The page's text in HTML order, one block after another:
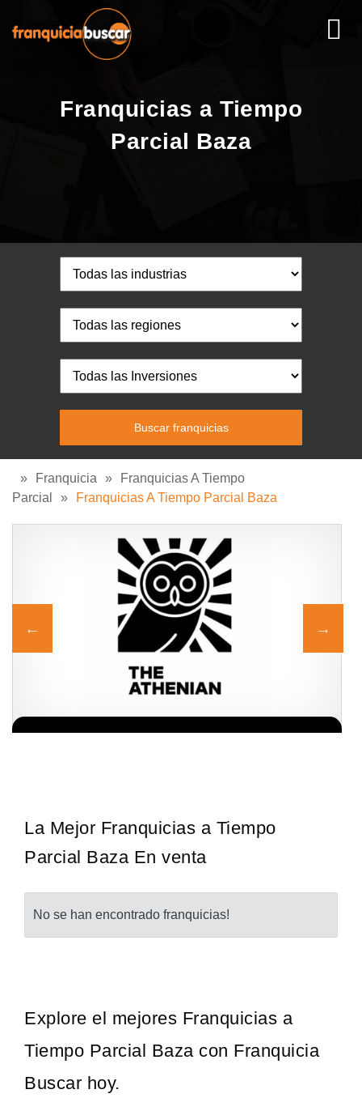
Franquicias a Tiempo
Parcial Baza
» Franquicia »
Franquicias A Tiempo
Parcial
» Franquicias A Tiempo Parcial Baza
La Mejor Franquicias a Tiempo
Parcial Baza En venta
No se han encontrado franquicias!
Explore el mejores Franquicias a
Tiempo Parcial Baza con Franquicia
Buscar hoy.